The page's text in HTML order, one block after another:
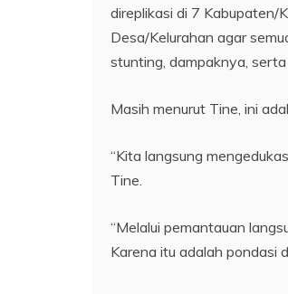
direplikasi di 7 Kabupaten/
Desa/Kelurahan agar
stunting, dampaknya,
Masih menurut Tine, ini
“Kita langsung
Tine.
“Melalui pemantauan
Karena itu adalah pondasi